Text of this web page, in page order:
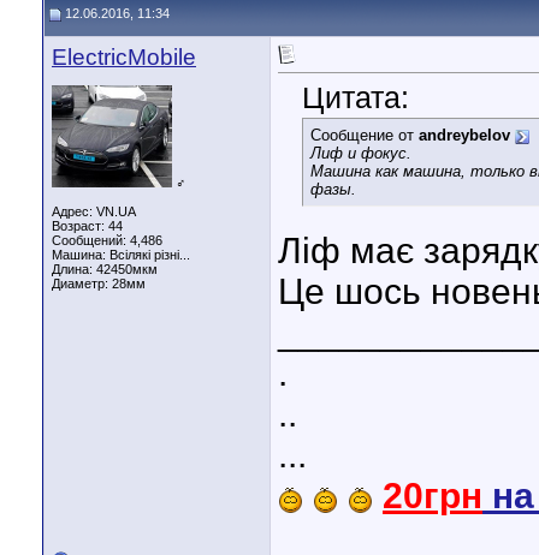
12.06.2016, 11:34
ElectricMobile
♂
Адрес: VN.UA
Возраст: 44
Сообщений: 4,486
Машина: Всілякі різні...
Длина: 42450мкм
Диаметр: 28мм
Цитата:
Сообщение от andreybelov
Лиф и фокус.
Машина как машина, только
фазы.
Ліф має
Це шось
.
..
...
20грн